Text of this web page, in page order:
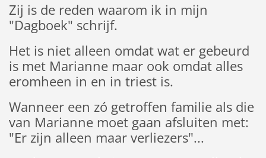
Zij is de reden waarom ik in mijn
"Dagboek" schrijf.
Het is niet alleen omdat wat er gebeurd
is met Marianne maar ook omdat alles
eromheen in en in triest is.
Wanneer een zó getroffen familie als die
van Marianne moet gaan afsluiten met:
"Er zijn alleen maar verliezers"...